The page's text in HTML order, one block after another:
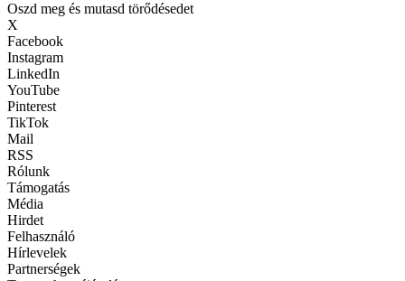
Oszd meg és mutasd törődésedet
X
Facebook
Instagram
LinkedIn
YouTube
Pinterest
TikTok
Mail
RSS
Rólunk
Támogatás
Média
Hirdet
Felhasználó
Hírlevelek
Partnerségek